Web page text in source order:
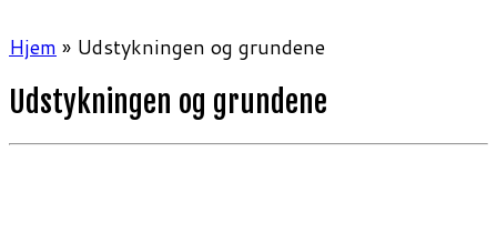
Hjem » Udstykningen og grundene
Udstykningen og grundene